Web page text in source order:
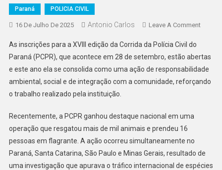
Paraná POLICIA CIVIL
16 De Julho De 2025 Antonio Carlos Leave A CommentOn
CIVIL
VAI
VEJA
As inscrições para a XVIII edição da Corrida da Polícia Civil do
Paraná (PCPR), que acontece em 28 de setembro, estão abertas
e este ano ela se consolida como uma ação de responsabilidade
ambiental, social e de integração com a comunidade, reforçando
o trabalho realizado pela instituição.
Recentemente, a PCPR ganhou destaque nacional em uma
operação que resgatou mais de mil animais e prendeu 16
pessoas em flagrante. A ação ocorreu simultaneamente no
Paraná, Santa Catarina, São Paulo e Minas Gerais, resultado de
uma investigação que apurava o tráfico internacional de espécies